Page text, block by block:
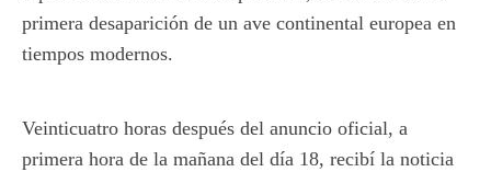
primera desaparición de un ave continental europea en
tiempos modernos.
Veinticuatro horas después del anuncio oficial, a
primera hora de la mañana del día 18, recibí la noticia